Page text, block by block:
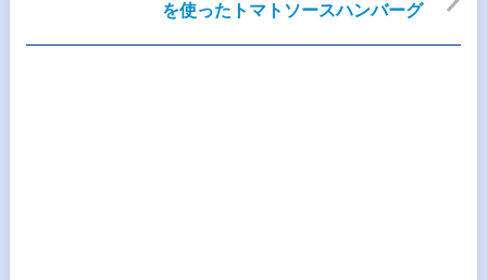
を使ったトマトソースハンバーグ